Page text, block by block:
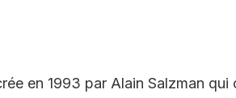
en 1993 par Alain Salzman